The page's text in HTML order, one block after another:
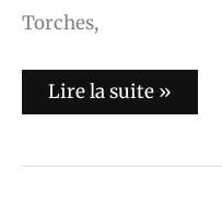
Torches,
Lire la suite »